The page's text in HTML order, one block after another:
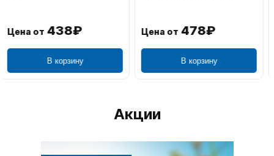
Цена от1 106₽
В корзину
Цена от749₽
В корзину
Акции